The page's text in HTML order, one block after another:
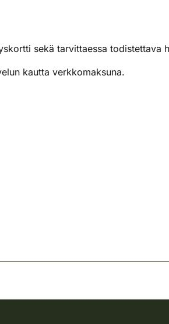
sekä tarvittaessa todistettava
kautta verkkomaksuna.